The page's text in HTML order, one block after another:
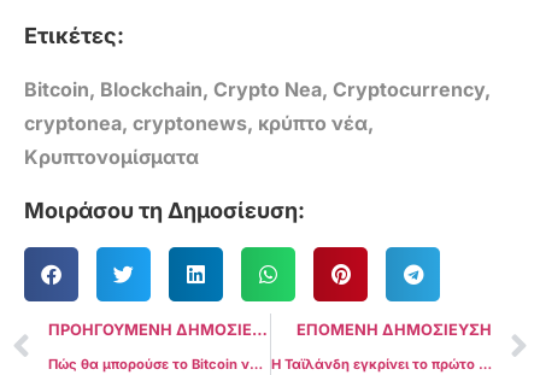
Ετικέτες:
Bitcoin, Blockchain, Crypto Nea, Cryptocurrency,
cryptonea, cryptonews, κρύπτο νέα,
Κρυπτονομίσματα
Μοιράσου τη Δημοσίευση:
ΠΡΟΗΓΟΥΜΕΝΗ ΔΗΜΟΣΙΕΥΣΗ
Πώς θα μπορούσε το Bitcoin να ανταποκριθεί σε μια μείωση επιτοκίων από την Ευρωπαϊκή Κεντρική Τράπεζα;
ΕΠΟΜΕΝΗ ΔΗΜΟΣΙΕΥΣΗ
Η Ταϊλάνδη εγκρίνει το πρώτο Spot Bitcoin ETF